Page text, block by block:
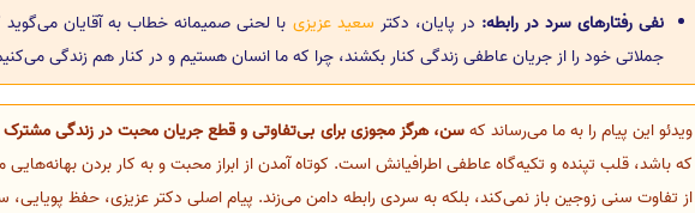
نفی رفتارهای سرد در رابطه: در پایان، دکتر سعید عزیزی با لحنی صمیمانه خطاب به آقایان می‌گوید
جملاتی خود را از جریان عاطفی زندگی کنار بکشند، چرا که ما انسان هستیم و در کنار هم زندگی
ویدئو این پیام را به ما می‌رساند کهسن، هرگز مجوزی برای بی‌تفاوتی و قطع جریان محبت در زندگی
که باشد، قلب تپنده و تکیه‌گاه عاطفی اطرافیانش است. کوتاه آمدن از ابراز محبت و به کار بردن
از تفاوت سنی زوجین باز نمی‌کند، بلکه به سردی رابطه دامن می‌زند. پیام اصلی دکتر عزیزی، حفظ پویایی،